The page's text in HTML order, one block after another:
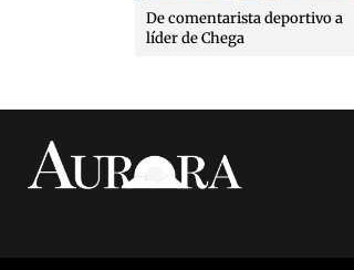
De comentarista deportivo a
líder de Chega